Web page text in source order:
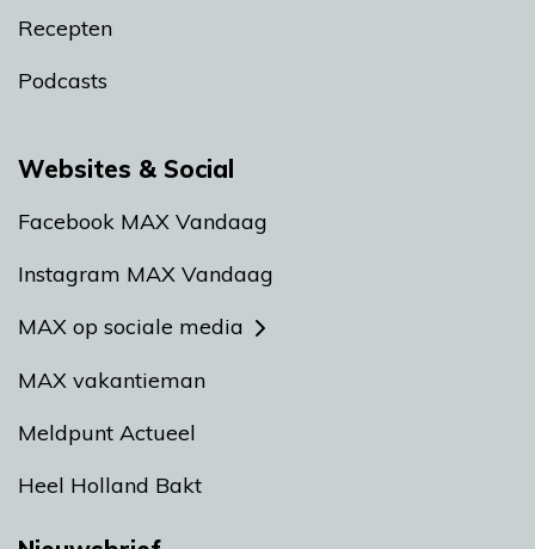
Recepten
Podcasts
Websites & Social
Facebook MAX Vandaag
Instagram MAX Vandaag
MAX op sociale media
MAX vakantieman
Meldpunt Actueel
Heel Holland Bakt